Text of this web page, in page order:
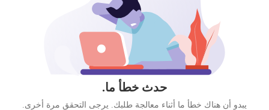
حدث خطأ ما.
يبدو أن هناك خطأ ما أثناء معالجة طلبك. يرجى التحقق مرة أخرى.